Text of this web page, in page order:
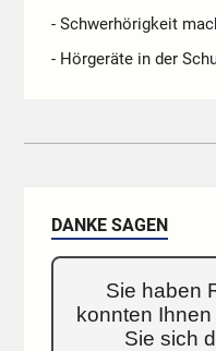
- Schwerhörigkeit
- Hörgeräte in der
DANKE SAGEN
Sie haben
konnten
Sie sich